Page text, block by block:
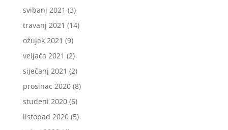
svibanj 2021 (3)
travanj 2021 (14)
ožujak 2021 (9)
veljača 2021 (2)
siječanj 2021 (2)
prosinac 2020(8)
studeni 2020(6)
listopad 2020(5)